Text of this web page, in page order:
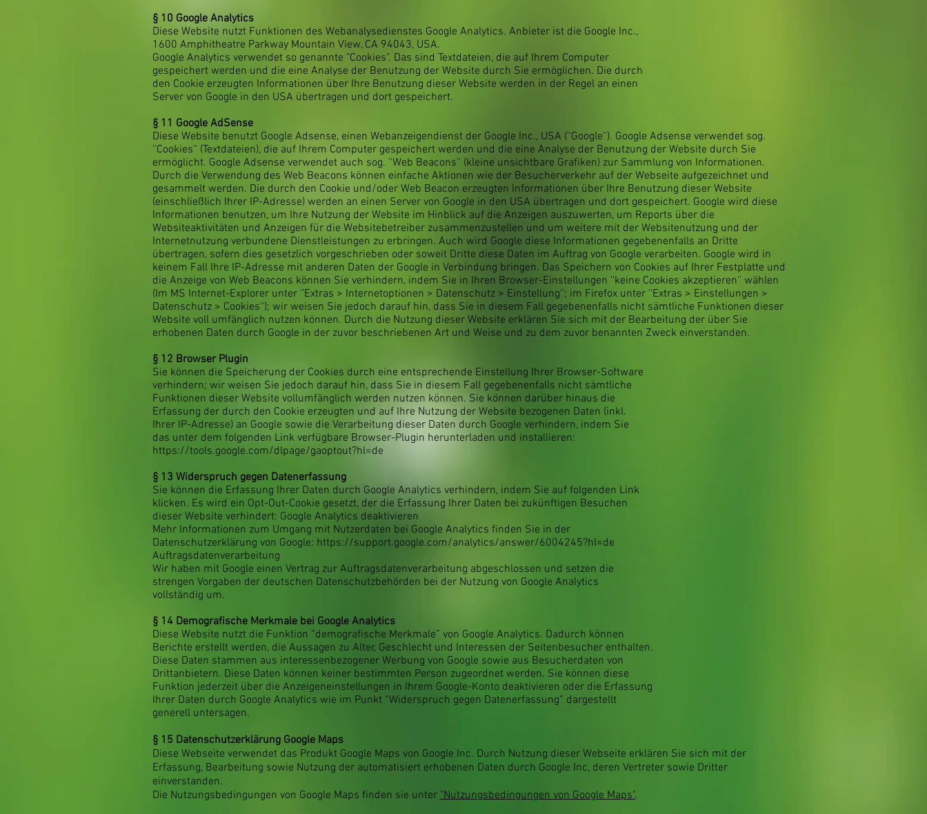
§ 10 Google Analytics
Diese Website nutzt Funktionen des Webanalysedienstes Google Analytics. Anbieter ist die Google Inc.,
1600 Amphitheatre Parkway Mountain View, CA 94043, USA.
Google Analytics verwendet so genannte "Cookies". Das sind Textdateien, die auf Ihrem Computer
gespeichert werden und die eine Analyse der Benutzung der Website durch Sie ermöglichen. Die durch
den Cookie erzeugten Informationen über Ihre Benutzung dieser Website werden in der Regel an einen
Server von Google in den USA übertragen und dort gespeichert.
§ 11 Google AdSense
Diese Website benutzt Google Adsense, einen Webanzeigendienst der Google Inc., USA (''Google''). Google Adsense verwendet sog.
''Cookies'' (Textdateien), die auf Ihrem Computer gespeichert werden und die eine Analyse der Benutzung der Website durch Sie
ermöglicht. Google Adsense verwendet auch sog. ''Web Beacons'' (kleine unsichtbare Grafiken) zur Sammlung von Informationen.
Durch die Verwendung des Web Beacons können einfache Aktionen wie der Besucherverkehr auf der Webseite aufgezeichnet und
gesammelt werden. Die durch den Cookie und/oder Web Beacon erzeugten Informationen über Ihre Benutzung dieser Website
(einschließlich Ihrer IP-Adresse) werden an einen Server von Google in den USA übertragen und dort gespeichert. Google wird diese
Informationen benutzen, um Ihre Nutzung der Website im Hinblick auf die Anzeigen auszuwerten, um Reports über die
Websiteaktivitäten und Anzeigen für die Websitebetreiber zusammenzustellen und um weitere mit der Websitenutzung und der
Internetnutzung verbundene Dienstleistungen zu erbringen. Auch wird Google diese Informationen gegebenenfalls an Dritte
übertragen, sofern dies gesetzlich vorgeschrieben oder soweit Dritte diese Daten im Auftrag von Google verarbeiten. Google wird in
keinem Fall Ihre IP-Adresse mit anderen Daten der Google in Verbindung bringen. Das Speichern von Cookies auf Ihrer Festplatte und
die Anzeige von Web Beacons können Sie verhindern, indem Sie in Ihren Browser-Einstellungen ''keine Cookies akzeptieren'' wählen
(Im MS Internet-Explorer unter ''Extras > Internetoptionen > Datenschutz > Einstellung''; im Firefox unter ''Extras > Einstellungen >
Datenschutz > Cookies''); wir weisen Sie jedoch darauf hin, dass Sie in diesem Fall gegebenenfalls nicht sämtliche Funktionen dieser
Website voll umfänglich nutzen können. Durch die Nutzung dieser Website erklären Sie sich mit der Bearbeitung der über Sie
erhobenen Daten durch Google in der zuvor beschriebenen Art und Weise und zu dem zuvor benannten Zweck einverstanden.
§ 12 Browser Plugin
Sie können die Speicherung der Cookies durch eine entsprechende Einstellung Ihrer Browser-Software
verhindern; wir weisen Sie jedoch darauf hin, dass Sie in diesem Fall gegebenenfalls nicht sämtliche
Funktionen dieser Website vollumfänglich werden nutzen können. Sie können darüber hinaus die
Erfassung der durch den Cookie erzeugten und auf Ihre Nutzung der Website bezogenen Daten (inkl.
Ihrer IP-Adresse) an Google sowie die Verarbeitung dieser Daten durch Google verhindern, indem Sie
das unter dem folgenden Link verfügbare Browser-Plugin herunterladen und installieren:
https://tools.google.com/dlpage/gaoptout?hl=de
§ 13 Widerspruch gegen Datenerfassung
Sie können die Erfassung Ihrer Daten durch Google Analytics verhindern, indem Sie auf folgenden Link
klicken. Es wird ein Opt-Out-Cookie gesetzt, der die Erfassung Ihrer Daten bei zukünftigen Besuchen
dieser Website verhindert: Google Analytics deaktivieren
Mehr Informationen zum Umgang mit Nutzerdaten bei Google Analytics finden Sie in der
Datenschutzerklärung von Google: https://support.google.com/analytics/answer/6004245?hl=de
Auftragsdatenverarbeitung
Wir haben mit Google einen Vertrag zur Auftragsdatenverarbeitung abgeschlossen und setzen die
strengen Vorgaben der deutschen Datenschutzbehörden bei der Nutzung von Google Analytics
vollständig um.
§ 14 Demografische Merkmale bei Google Analytics
Diese Website nutzt die Funktion “demografische Merkmale” von Google Analytics. Dadurch können
Berichte erstellt werden, die Aussagen zu Alter, Geschlecht und Interessen der Seitenbesucher enthalten.
Diese Daten stammen aus interessenbezogener Werbung von Google sowie aus Besucherdaten von
Drittanbietern. Diese Daten können keiner bestimmten Person zugeordnet werden. Sie können diese
Funktion jederzeit über die Anzeigeneinstellungen in Ihrem Google-Konto deaktivieren oder die Erfassung
Ihrer Daten durch Google Analytics wie im Punkt “Widerspruch gegen Datenerfassung” dargestellt
generell untersagen.
§ 15 Datenschutzerklärung Google Maps
Diese Webseite verwendet das Produkt Google Maps von Google Inc. Durch Nutzung dieser Webseite erklären Sie sich mit der
Erfassung, Bearbeitung sowie Nutzung der automatisiert erhobenen Daten durch Google Inc, deren Vertreter sowie Dritter
einverstanden.
Die Nutzungsbedingungen von Google Maps finden sie unter "Nutzungsbedingungen von Google Maps".